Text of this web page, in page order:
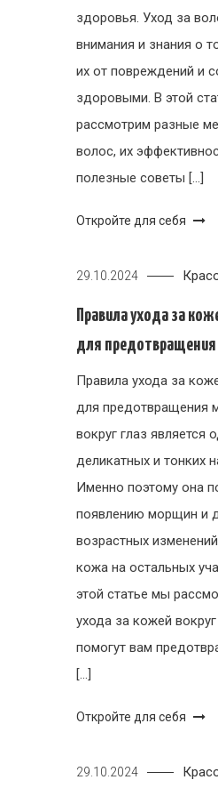
здоровья. Уход за
внимания и знания о
их от повреждений и
здоровыми. В этой
рассмотрим разные
волос, их
полезные советы […]
Откройте для себя
29.10.2024
Правила ухода за
для
Правила ухода за
для предотвращения
вокруг глаз является
деликатных и тонких
Именно поэтому она
появлению морщин и
возрастных
кожа на остальных
этой статье мы
ухода за кожей
помогут вам
[…]
Откройте для себя
29.10.2024